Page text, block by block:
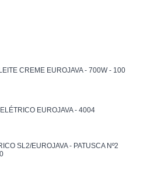
CREME EUROJAVA - 700W - 100
EUROJAVA - 4004
SL2/EUROJAVA - PATUSCA Nº2